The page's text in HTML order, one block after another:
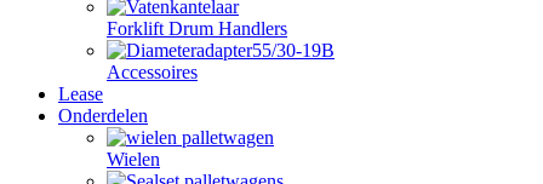
Forklift Drum Handlers
Accessoires
Lease
Onderdelen
Wielen